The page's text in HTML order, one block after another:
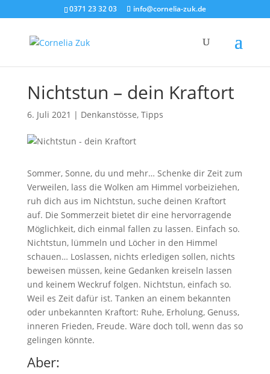
0371 23 32 03 info@cornelia-zuk.de
Nichtstun – dein Kraftort
6. Juli 2021 | Denkanstösse, Tipps
Sommer, Sonne, du und mehr… Schenke dir Zeit zum
Verweilen, lass die Wolken am Himmel vorbeiziehen,
ruh dich aus im Nichtstun, suche deinen Kraftort
auf. Die Sommerzeit bietet dir eine hervorragende
Möglichkeit, dich einmal fallen zu lassen. Einfach so.
Nichtstun, lümmeln und Löcher in den Himmel
schauen… Loslassen, nichts erledigen sollen, nichts
beweisen müssen, keine Gedanken kreiseln lassen
und keinem Weckruf folgen. Nichtstun, einfach so.
Weil es Zeit dafür ist. Tanken an einem bekannten
oder unbekannten Kraftort: Ruhe, Erholung, Genuss,
inneren Frieden, Freude. Wäre doch toll, wenn das so
gelingen könnte.
Aber: